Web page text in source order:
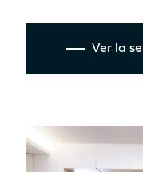
Ver la
Tabla
No
Asiento
No